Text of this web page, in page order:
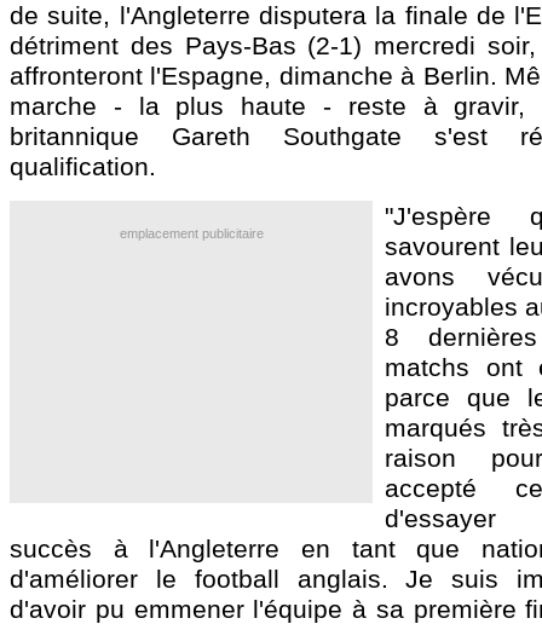
de suite, l'Angleterre disputera la finale de
détriment des Pays-Bas (2-1) mercredi
affronteront l'Espagne, dimanche à Berlin.
marche - la plus haute - reste à gravir,
britannique Gareth Southgate s'est
qualification.
emplacement publicitaire
"J'espère
savourent
avons
incroyables
8
matchs ont
parce que
marqués
raison
accepté
d'essayer
succès à l'Angleterre en tant que
d'améliorer le football anglais. Je suis
d'avoir pu emmener l'équipe à sa première